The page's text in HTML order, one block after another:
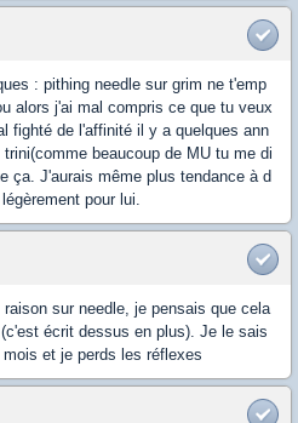
: pithing needle sur grim ne t'emp
alors j'ai mal compris ce que tu veux
fighté de l'affinité il y a quelques ann
beaucoup de MU tu me di
ça. J'aurais même plus tendance à d
pour lui.
sur needle, je pensais que cela
écrit dessus en plus). Je le sais
et je perds les réflexes